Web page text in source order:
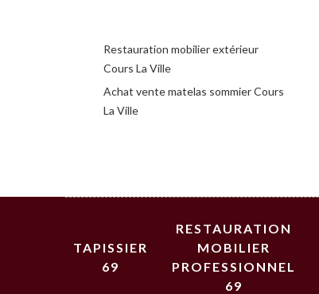
Restauration mobilier extérieur
Cours La Ville
Achat vente matelas sommier Cours
La Ville
TAPISSIER
69
RESTAURATION
MOBILIER
PROFESSIONNEL
69